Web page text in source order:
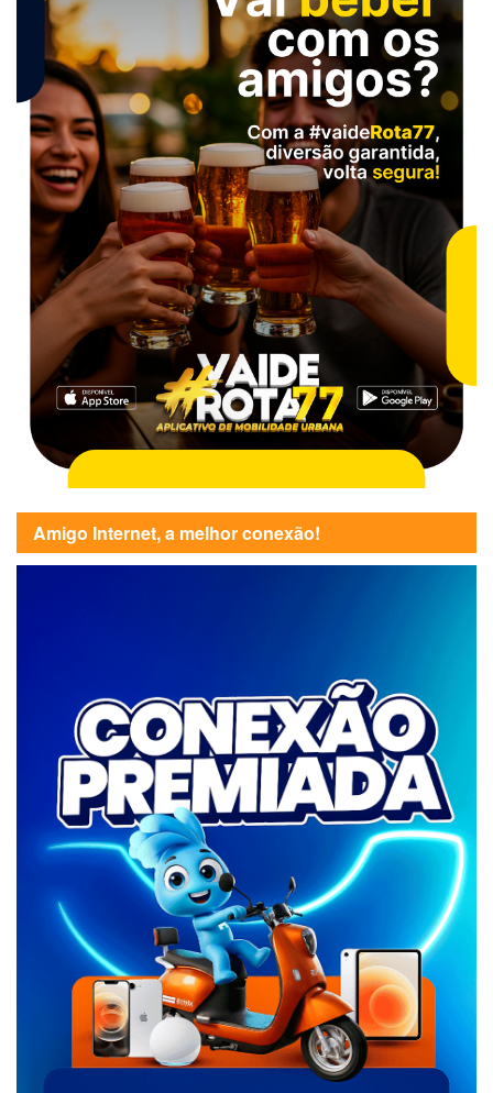
Amigo Internet, a melhor conexão!